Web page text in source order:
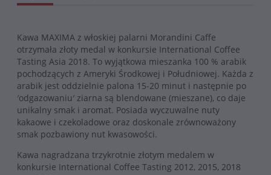
Kawa MAXIMA z włoskiej palarni Morandini Caffe
otrzymała złoty medal w konkursie International Coffee
Tasting Asia 2018. To wyjątkowa mieszanka 100 % arabik
pochodzących z Ameryki Środkowej i Południowej. Każda z
arabik jest oddzielnie palona 15-20 minut i następnie po
′odgazowaniu′ ziarna są blendowane (mieszane), co daje
unikalny smak i aromat. Posiada wyczuwalne nuty
kakaowe i czekoladowe oraz doskonale zrównoważony
smak pozbawiony nut kwasowości.
Kawa nagradzana trzykrotnie złotym medalem w
konkursie International Coffee Tasting 2012, 2015, 2018